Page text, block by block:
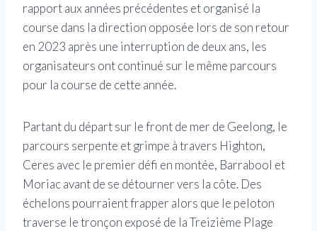
rapport aux années précédentes et organisé la
course dans la direction opposée lors de son retour
en 2023 après une interruption de deux ans, les
organisateurs ont continué sur le même parcours
pour la course de cette année.
Partant du départ sur le front de mer de Geelong, le
parcours serpente et grimpe à travers Highton,
Ceres avec le premier défi en montée, Barrabool et
Moriac avant de se détourner vers la côte. Des
échelons pourraient frapper alors que le peloton
traverse le tronçon exposé de la Treizième Plage